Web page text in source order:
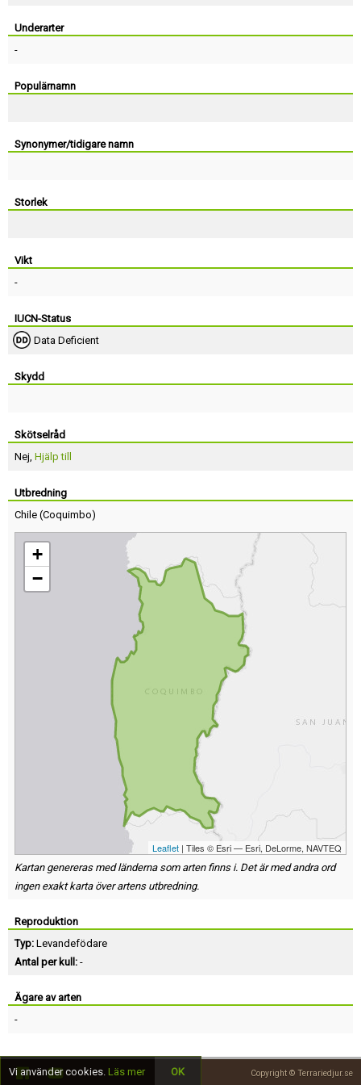
Underarter
-
Populärnamn
Synonymer/tidigare namn
Storlek
Vikt
-
IUCN-Status
Data Deficient
Skydd
Skötselråd
Nej, Hjälp till
Utbredning
Chile (Coquimbo)
+
−
Leaflet | Tiles © Esri — Esri, DeLorme, NAVTEQ
Kartan genereras med länderna som arten finns i. Det är med andra ord
ingen exakt karta över artens utbredning.
Reproduktion
Typ: Levandefödare
Antal per kull: -
Ägare av arten
-
Copyright © Terrariedjur.se
Vi använder cookies. Läs mer OK